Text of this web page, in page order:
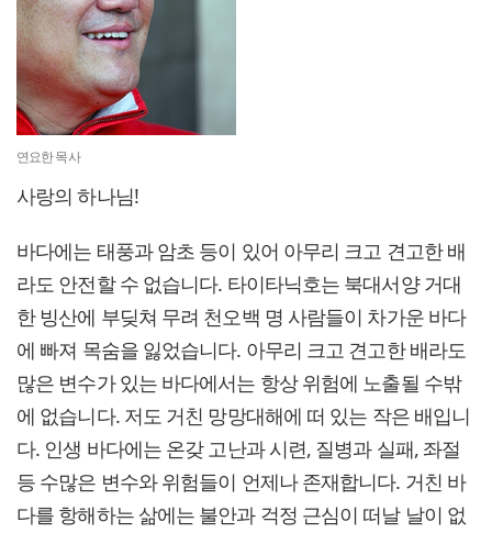
연요한 목사
사랑의 하나님!
바다에는 태풍과 암초 등이 있어 아무리 크고 견고한 배
라도 안전할 수 없습니다. 타이타닉호는 북대서양 거대
한 빙산에 부딪쳐 무려 천오백 명 사람들이 차가운 바다
에 빠져 목숨을 잃었습니다. 아무리 크고 견고한 배라도
많은 변수가 있는 바다에서는 항상 위험에 노출될 수밖
에 없습니다. 저도 거친 망망대해에 떠 있는 작은 배입니
다. 인생 바다에는 온갖 고난과 시련, 질병과 실패, 좌절
등 수많은 변수와 위험들이 언제나 존재합니다. 거친 바
다를 항해하는 삶에는 불안과 걱정 근심이 떠날 날이 없